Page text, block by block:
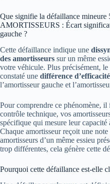
Que signifie la défaillance mineure
AMORTISSEURS : Écart
gauche ?
Cette défaillance indique une
des amortisseurs sur un même
votre véhicule. Plus précisément,
constaté une différence
l’amortisseur gauche et
Pour comprendre ce phénomène,
contrôle technique, vos
spécifique qui mesure leur capacité
Chaque amortisseur reçoit une
amortisseurs d’un même essieu
trop différentes, cela génère cette
Pourquoi cette défaillance est-elle